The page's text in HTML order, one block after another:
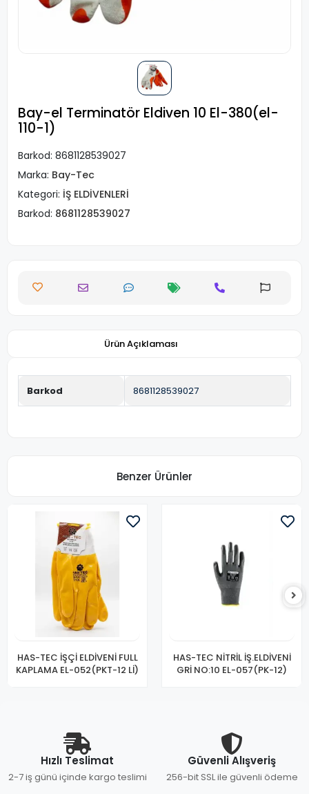
Bay-el Terminatör Eldiven 10 El-380(el-
110-1)
Barkod: 8681128539027
Marka: Bay-Tec
Kategori: İŞ ELDİVENLERİ
Barkod: 8681128539027
Ürün Açıklaması
Barkod 8681128539027
Benzer Ürünler
HAS-TEC İŞÇİ ELDİVENİ FULL
KAPLAMA EL-052(PKT-12 Lİ)
HAS-TEC NİTRİL İŞ.ELDİVENİ
GRİ NO:10 EL-057(PK-12)
Hızlı Teslimat
2-7 iş günü içinde kargo teslimi
Güvenli Alışveriş
256-bit SSL ile güvenli ödeme